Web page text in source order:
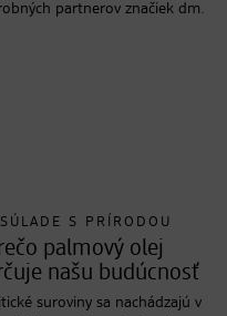
partnerov značiek dm.
S PRÍRODOU
palmový olej
našu budúcnosť
suroviny sa nachádzajú v